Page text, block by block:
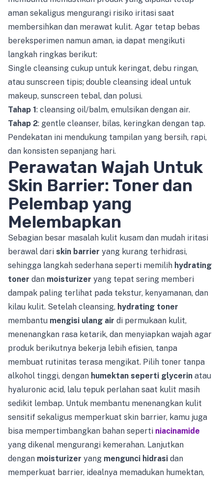
aman sekaligus mengurangi risiko iritasi saat
membersihkan dan merawat kulit. Agar tetap bebas
bereksperimen namun aman, ia dapat mengikuti
langkah ringkas berikut:
Single cleansing cukup untuk keringat, debu ringan,
atau sunscreen tipis; double cleansing ideal untuk
makeup, sunscreen tebal, dan polusi.
Tahap 1: cleansing oil/balm, emulsikan dengan air.
Tahap 2: gentle cleanser, bilas, keringkan dengan tap.
Pendekatan ini mendukung tampilan yang bersih, rapi,
dan konsisten sepanjang hari.
Perawatan Wajah Untuk
Skin Barrier: Toner dan
Pelembap yang
Melembapkan
Sebagian besar masalah kulit kusam dan mudah iritasi
berawal dari skin barrier yang kurang terhidrasi,
sehingga langkah sederhana seperti memilih hydrating
toner dan moisturizer yang tepat sering memberi
dampak paling terlihat pada tekstur, kenyamanan, dan
kilau kulit. Setelah cleansing, hydrating toner
membantu mengisi ulang air di permukaan kulit,
menenangkan rasa ketarik, dan menyiapkan wajah agar
produk berikutnya bekerja lebih efisien, tanpa
membuat rutinitas terasa mengikat. Pilih toner tanpa
alkohol tinggi, dengan humektan seperti glycerin atau
hyaluronic acid, lalu tepuk perlahan saat kulit masih
sedikit lembap. Untuk membantu menenangkan kulit
sensitif sekaligus memperkuat skin barrier, kamu juga
bisa mempertimbangkan bahan seperti niacinamide
yang dikenal mengurangi kemerahan. Lanjutkan
dengan moisturizer yang mengunci hidrasi dan
memperkuat barrier, idealnya memadukan humektan,